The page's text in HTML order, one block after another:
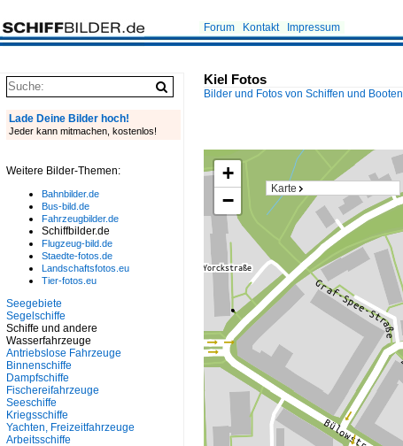
Forum Kontakt Impressum
Kiel Fotos
Bilder und Fotos von Schiffen und Booten
Karte
+
−
Lade Deine Bilder hoch!
Jeder kann mitmachen, kostenlos!
Weitere Bilder-Themen:
Bahnbilder.de
Bus-bild.de
Fahrzeugbilder.de
Schiffbilder.de
Flugzeug-bild.de
Staedte-fotos.de
Landschaftsfotos.eu
Tier-fotos.eu
Seegebiete
Segelschiffe
Schiffe und andere
Wasserfahrzeuge
Antriebslose Fahrzeuge
Binnenschiffe
Dampfschiffe
Fischereifahrzeuge
Seeschiffe
Kriegsschiffe
Yachten, Freizeitfahrzeuge
Arbeitsschiffe